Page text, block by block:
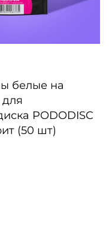
белые на
PODODISC
(50 шт)